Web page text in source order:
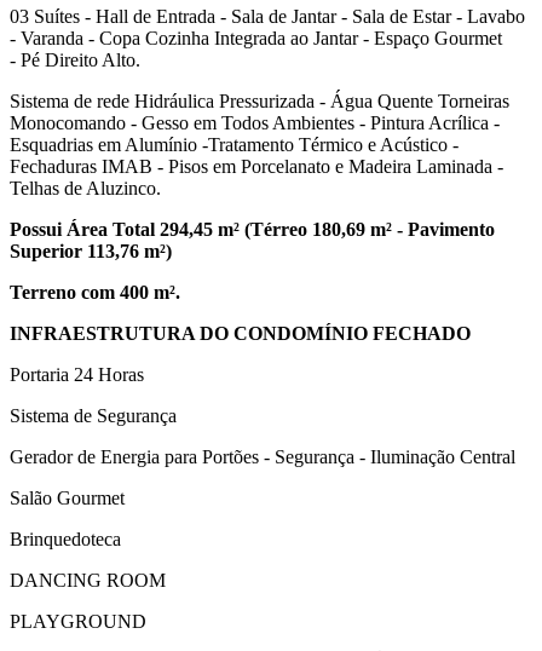
03 Suítes - Hall de Entrada - Sala de Jantar - Sala de Estar - Lavabo
- Varanda - Copa Cozinha Integrada ao Jantar - Espaço Gourmet
- Pé Direito Alto.
Sistema de rede Hidráulica Pressurizada - Água Quente Torneiras
Monocomando - Gesso em Todos Ambientes - Pintura Acrílica -
Esquadrias em Alumínio -Tratamento Térmico e Acústico -
Fechaduras IMAB - Pisos em Porcelanato e Madeira Laminada -
Telhas de Aluzinco.
Possui Área Total 294,45 m² (Térreo 180,69 m² - Pavimento
Superior 113,76 m²)
Terreno com 400 m².
INFRAESTRUTURA DO CONDOMÍNIO FECHADO
Portaria 24 Horas
Sistema de Segurança
Gerador de Energia para Portões - Segurança - Iluminação Central
Salão Gourmet
Brinquedoteca
DANCING ROOM
PLAYGROUND